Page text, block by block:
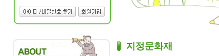
지정문화재